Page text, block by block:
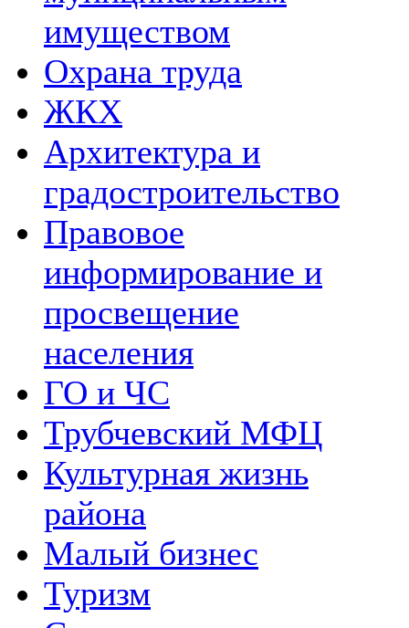
имуществом
Охрана труда
ЖКХ
Архитектура и
градостроительство
Правовое
информирование и
просвещение
населения
ГО и ЧС
Трубчевский МФЦ
Культурная жизнь
района
Малый бизнес
Туризм